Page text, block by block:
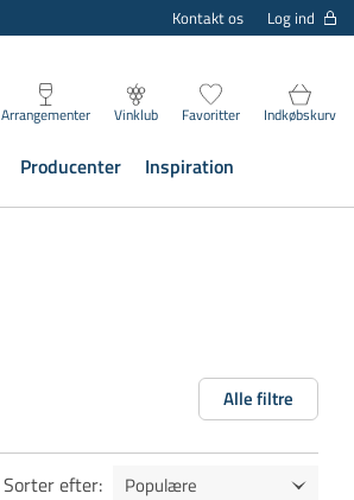
Kontakt os Log ind
Arrangementer Vinklub Favoritter Indkøbskurv
Producenter Inspiration
Alle filtre
Sorter efter: